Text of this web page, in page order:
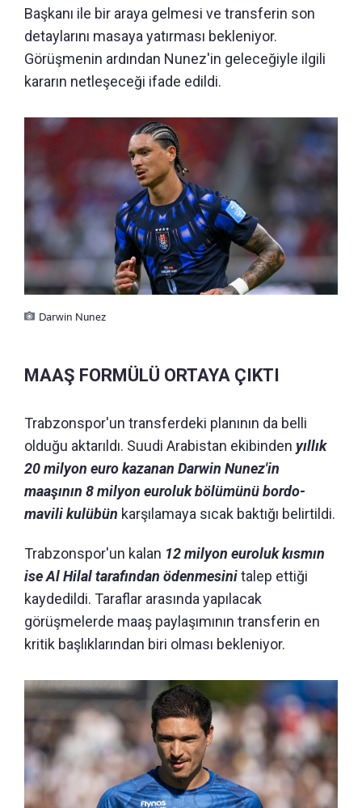
Başkanı ile bir araya gelmesi ve transferin son
detaylarını masaya yatırması bekleniyor.
Görüşmenin ardından Nunez'in geleceğiyle ilgili
kararın netleşeceği ifade edildi.
Darwin Nunez
MAAŞ FORMÜLÜ ORTAYA ÇIKTI
Trabzonspor'un transferdeki planının da belli
olduğu aktarıldı. Suudi Arabistan ekibinden yıllık
20 milyon euro kazanan Darwin Nunez'in
maaşının 8 milyon euroluk bölümünü bordo-
mavili kulübün karşılamaya sıcak baktığı belirtildi.
Trabzonspor'un kalan 12 milyon euroluk kısmın
ise Al Hilal tarafından ödenmesinitalep ettiği
kaydedildi. Taraflar arasında yapılacak
görüşmelerde maaş paylaşımının transferin en
kritik başlıklarından biri olması bekleniyor.